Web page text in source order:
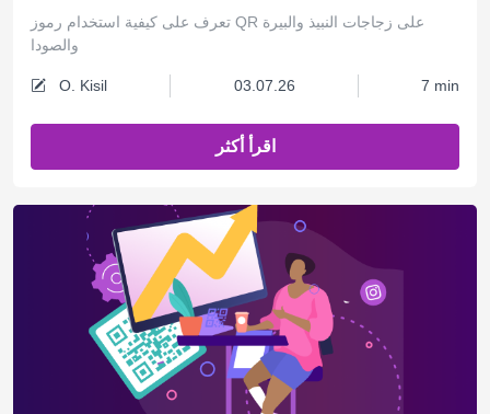
تعرف على كيفية استخدام رموز QR على زجاجات النبيذ والبيرة
والصودا
O. Kisil 03.07.26 7 min
اقرأ أكثر